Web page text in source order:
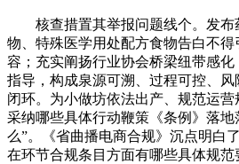
核查措置其举报问题线个。发布
物、特殊医学用处配方食物告白不
容；充实阐扬行业协会桥梁纽带感
指导，构成泉源可溯、过程可控、
闭环。为小做坊依法出产、规范运营
采纳哪些具体行动鞭策《条例》落
么”。《省曲播电商合规》沉点明白
在环节合规条目方面有哪些具体规